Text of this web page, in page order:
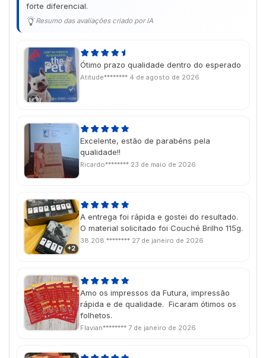
forte diferencial.
Resumo das avaliações criado por IA
Ótimo prazo qualidade dentro do esperado
Atitude******** 4 de agosto de 2026
Excelente, estão de parabéns pela
qualidade!!
Ricardo******** 23 de maio de 2026
+2
A entrega foi rápida e gostei do resultado.
O material solicitado foi Couché Brilho 115g.
38.208.******** 27 de janeiro de 2026
Amo os impressos da Futura, impressão
rápida e de qualidade. Ficaram ótimos os
folhetos.
Flavian******** 7 de janeiro de 2026